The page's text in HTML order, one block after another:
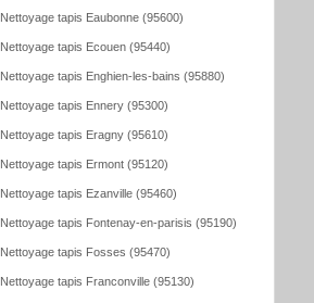
Nettoyage tapis Eaubonne (95600)
Nettoyage tapis Ecouen (95440)
Nettoyage tapis Enghien-les-bains (95880)
Nettoyage tapis Ennery (95300)
Nettoyage tapis Eragny (95610)
Nettoyage tapis Ermont (95120)
Nettoyage tapis Ezanville (95460)
Nettoyage tapis Fontenay-en-parisis (95190)
Nettoyage tapis Fosses (95470)
Nettoyage tapis Franconville (95130)